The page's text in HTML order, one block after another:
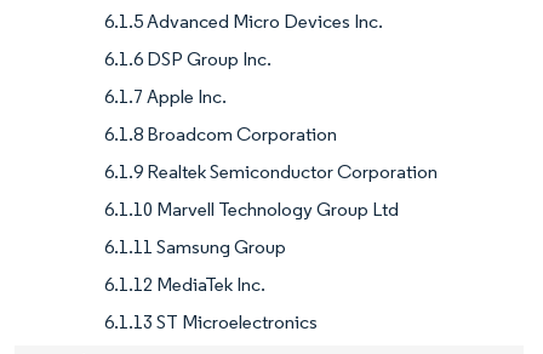
6.1.5 Advanced Micro Devices Inc.
6.1.6 DSP Group Inc.
6.1.7 Apple Inc.
6.1.8 Broadcom Corporation
6.1.9 Realtek Semiconductor Corporation
6.1.10 Marvell Technology Group Ltd
6.1.11 Samsung Group
6.1.12 MediaTek Inc.
6.1.13 ST Microelectronics